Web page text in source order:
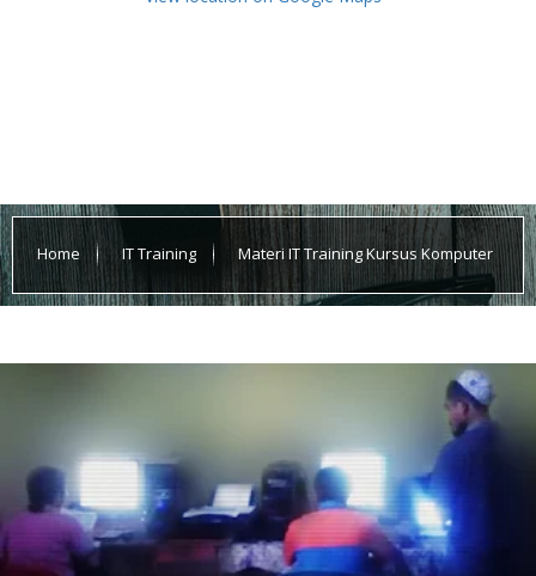
Home IT Training Materi IT Training Kursus Komputer